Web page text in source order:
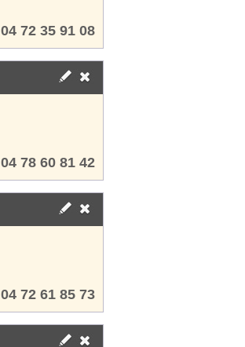
04 72 35 91 08
04 78 60 81 42
04 72 61 85 73